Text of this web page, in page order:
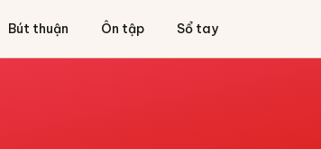
Bút thuận Ôn tập Sổ tay